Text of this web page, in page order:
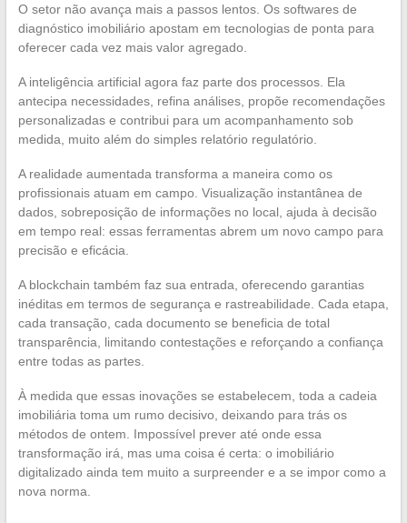
O setor não avança mais a passos lentos. Os softwares de
diagnóstico imobiliário apostam em tecnologias de ponta para
oferecer cada vez mais valor agregado.
A inteligência artificial agora faz parte dos processos. Ela
antecipa necessidades, refina análises, propõe recomendações
personalizadas e contribui para um acompanhamento sob
medida, muito além do simples relatório regulatório.
A realidade aumentada transforma a maneira como os
profissionais atuam em campo. Visualização instantânea de
dados, sobreposição de informações no local, ajuda à decisão
em tempo real: essas ferramentas abrem um novo campo para
precisão e eficácia.
A blockchain também faz sua entrada, oferecendo garantias
inéditas em termos de segurança e rastreabilidade. Cada etapa,
cada transação, cada documento se beneficia de total
transparência, limitando contestações e reforçando a confiança
entre todas as partes.
À medida que essas inovações se estabelecem, toda a cadeia
imobiliária toma um rumo decisivo, deixando para trás os
métodos de ontem. Impossível prever até onde essa
transformação irá, mas uma coisa é certa: o imobiliário
digitalizado ainda tem muito a surpreender e a se impor como a
nova norma.